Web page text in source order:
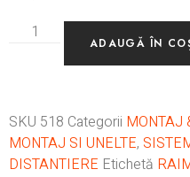
ADAUGĂ ÎN
SKU 518 Categorii MONTAJ
MONTAJ SI UNELTE,
DISTANTIERE Etichetă